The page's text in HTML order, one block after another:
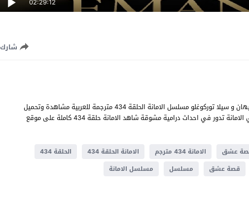
شارك
الامانة الحلقة 434 قصة عشق بطولة خليل ابراهيم جيهان و سيلا توركوغلو مسلسل الامانة الحلقة 434 مترجمة للعربية مشاهدة وتحميل
الامانة 434 يوتيوب جودة عالية قصة المسلسل التركي الامانة تدور في احداث ​​درامية مشوقة شاهد الامانة حلقة 434 كاملة على موقع
الامانة 434 مترجم الامانة الحلقة 434
الحلقة 434
قصة عشق مسلسل
مسلسل الامانة